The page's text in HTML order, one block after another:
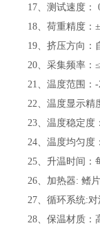
17 、测试速度：
18 、荷重精度
19 、挤压方向
20 、采集频率：
21
、温度范围：
22 、温度显示
23 、温度稳定
24 、温度均匀
25 、升温时间
26 、加热器: 鳍
27 、循环系统:
28 、保温材质